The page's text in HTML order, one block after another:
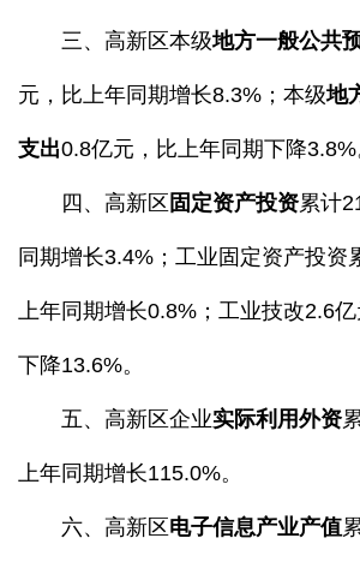
三、高新区本级地方一般公共
元，比上年同期增长8.3%；本级地
支出0.8亿元，比上年同期下降3.8%
四、高新区 固定资产投资累计
同期增长3.4%；工业固定资产投资
上年同期增长0.8%；工业技改2.6
下降13.6%。
五、高新区企业实际利用外资
上年同期增长115.0%。
六、高新区 电子信息产业产值